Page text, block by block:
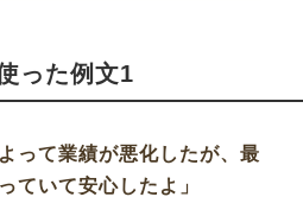
った例文1
って業績が悪化したが、最
ていて安心したよ」